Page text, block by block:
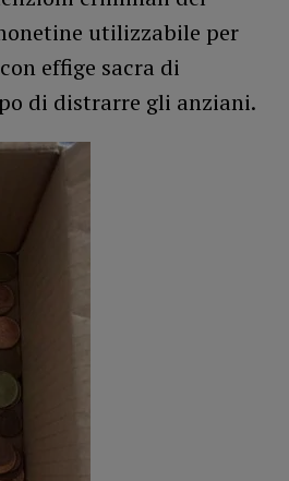
utilizzabile per
effige sacra di
di distrarre gli anziani.